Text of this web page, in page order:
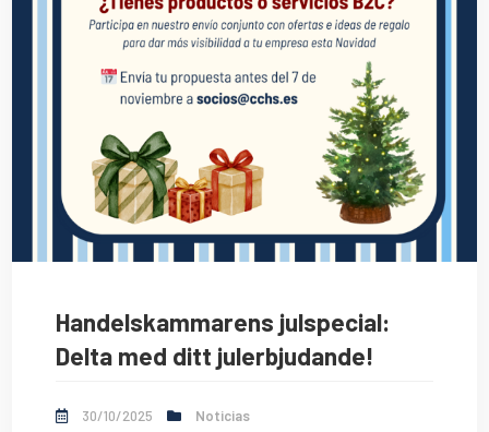
Handelskammarens julspecial:
Delta med ditt julerbjudande!
30/10/2025 Noticias